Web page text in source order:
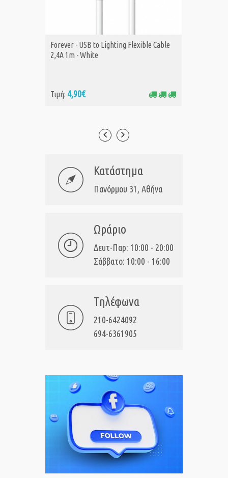
ΑΓΟΡΑ
Forever - USB to Lighting Flexible Cable
2,4A 1m - White
Τιμή: 4,90€
Κατάστημα
Πανόρμου 31, Αθήνα
Ωράριο
Δευτ-Παρ: 10:00 - 20:00
Σάββατο: 10:00 - 16:00
Τηλέφωνα
210-6424092
694-6361905